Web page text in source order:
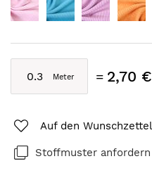
2,70 €
Auf den Wunschzettel
Stoffmuster anfordern